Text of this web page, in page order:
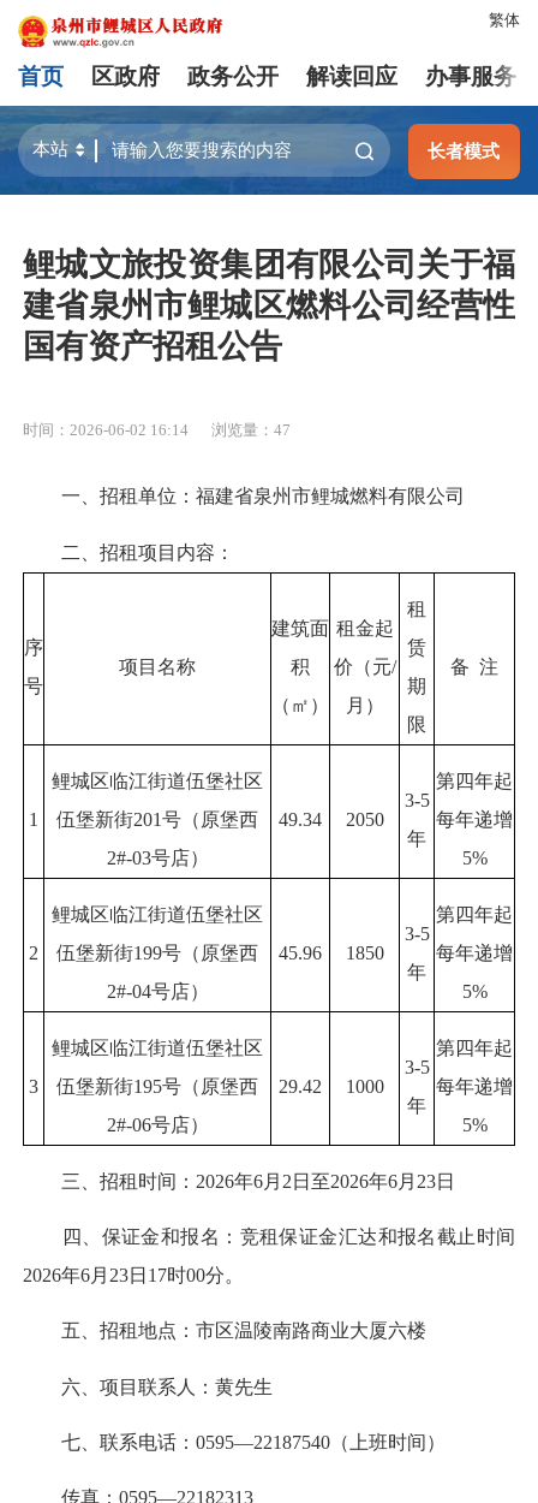
繁体
首页 区政府 政务公开 解读回应 办事服务
长者模式
鲤城文旅投资集团有限公司关于福
建省泉州市鲤城区燃料公司经营性
国有资产招租公告
时间：2026-06-02 16:14 浏览量： 47
一、招租单位：福建省泉州市鲤城燃料有限公司
二、招租项目内容：
序
号
项目名称
建筑面
积
（㎡）
租金起
价（元/
月）
租
赁
期
限
备 注
1
鲤城区临江街道伍堡社区
伍堡新街201号（原堡西
2#-03号店）
49.34 2050
3-5
年
第四年起
每年递增
5%
2
鲤城区临江街道伍堡社区
伍堡新街199号（原堡西
2#-04号店）
45.96 1850
3-5
年
第四年起
每年递增
5%
3
鲤城区临江街道伍堡社区
伍堡新街195号（原堡西
2#-06号店）
29.42 1000
3-5
年
第四年起
每年递增
5%
三、招租时间：2026年6月2日至2026年6月23日
四、保证金和报名：竞租保证金汇达和报名截止时间
2026年6月23日17时00分。
五、招租地点：市区温陵南路商业大厦六楼
六、项目联系人：黄先生
七、联系电话：0595—22187540（上班时间）
传真：0595—22182313